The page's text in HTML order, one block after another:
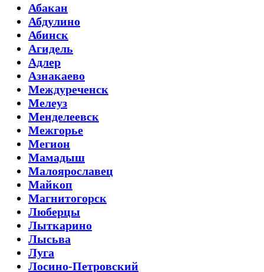
Абакан
Абдулино
Абинск
Агидель
Адлер
Азнакаево
Междуреченск
Мелеуз
Менделеевск
Межгорье
Мегион
Мамадыш
Малоярославец
Майкоп
Магнитогорск
Люберцы
Лыткарино
Лысьва
Луга
Лосино-Петровский